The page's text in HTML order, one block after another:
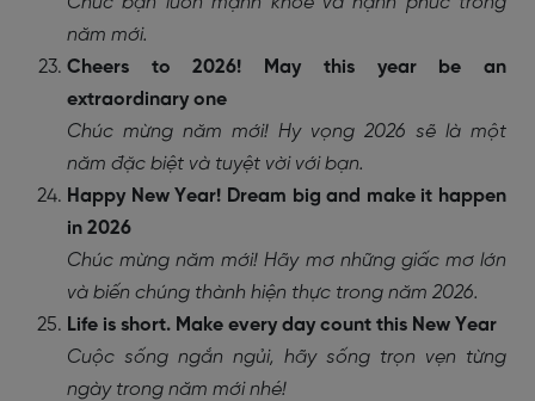
năm mới.
Cheers to 2026! May this year be an
extraordinary one
Chúc mừng năm mới! Hy vọng 2026 sẽ là một
năm đặc biệt và tuyệt vời với bạn.
Happy New Year! Dream big and make it happen
in 2026
Chúc mừng năm mới! Hãy mơ những giấc mơ lớn
và biến chúng thành hiện thực trong năm 2026.
Life is short. Make every day count this New Year
Cuộc sống ngắn ngủi, hãy sống trọn vẹn từng
ngày trong năm mới nhé!